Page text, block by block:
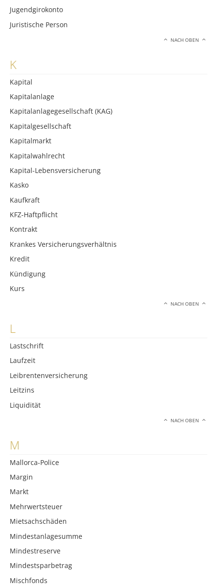
Jugendgirokonto
Juristische Person
NACH OBEN
K
Kapital
Kapitalanlage
Kapitalanlagegesellschaft (KAG)
Kapitalgesellschaft
Kapitalmarkt
Kapitalwahlrecht
Kapital-Lebensversicherung
Kasko
Kaufkraft
KFZ-Haftpflicht
Kontrakt
Krankes Versicherungsverhältnis
Kredit
Kündigung
Kurs
NACH OBEN
L
Lastschrift
Laufzeit
Leibrentenversicherung
Leitzins
Liquidität
NACH OBEN
M
Mallorca-Police
Margin
Markt
Mehrwertsteuer
Mietsachschäden
Mindestanlagesumme
Mindestreserve
Mindestsparbetrag
Mischfonds